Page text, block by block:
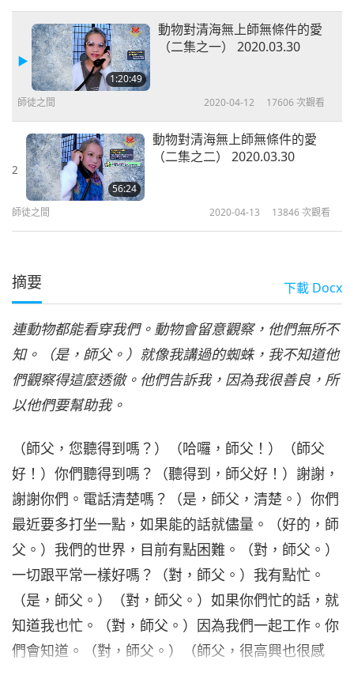
1:20:49
動物對清海無上師無條件的愛
（二集之一） 2020.03.30
師徒之間 2020-04-12 17606 次觀看
2
56:24
動物對清海無上師無條件的愛
（二集之二） 2020.03.30
師徒之間 2020-04-13 13846次觀看
摘要 下載 Docx
連動物都能看穿我們。動物會留意觀察，他們無所不
知。（是，師父。）就像我講過的蜘蛛，我不知道他
們觀察得這麼透徹。他們告訴我，因為我很善良，所
以他們要幫助我。
（師父，您聽得到嗎？）（哈囉，師父！）（師父
好！）你們聽得到嗎？（聽得到，師父好！）謝謝，
謝謝你們。電話清楚嗎？（是，師父，清楚。）你們
最近要多打坐一點，如果能的話就儘量。（好的，師
父。）我們的世界，目前有點困難。（對，師父。）
一切跟平常一樣好嗎？（對，師父。）我有點忙。
（是，師父。）（對，師父。）如果你們忙的話，就
知道我也忙。（對，師父。）因為我們一起工作。你
們會知道。（對，師父。）（師父，很高興也很感